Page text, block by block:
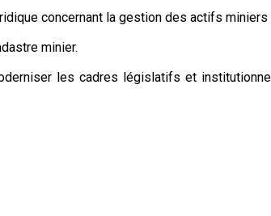
concernant la gestion des actifs miniers
minier.
les cadres législatifs et